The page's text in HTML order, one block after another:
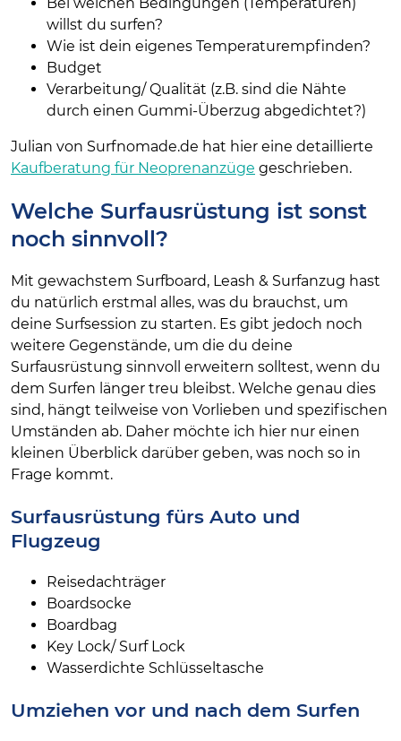
willst du surfen?
Wie ist dein eigenes Temperaturempfinden?
Budget
Verarbeitung/ Qualität (z.B. sind die Nähte
durch einen Gummi-Überzug abgedichtet?)
Julian von Surfnomade.de hat hier eine detaillierte
Kaufberatung für Neoprenanzüge geschrieben.
Welche Surfausrüstung ist sonst
noch sinnvoll?
Mit gewachstem Surfboard, Leash & Surfanzug hast
du natürlich erstmal alles, was du brauchst, um
deine Surfsession zu starten. Es gibt jedoch noch
weitere Gegenstände, um die du deine
Surfausrüstung sinnvoll erweitern solltest, wenn du
dem Surfen länger treu bleibst. Welche genau dies
sind, hängt teilweise von Vorlieben und spezifischen
Umständen ab. Daher möchte ich hier nur einen
kleinen Überblick darüber geben, was noch so in
Frage kommt.
Surfausrüstung fürs Auto und
Flugzeug
Reisedachträger
Boardsocke
Boardbag
Key Lock/ Surf Lock
Wasserdichte Schlüsseltasche
Umziehen vor und nach dem Surfen